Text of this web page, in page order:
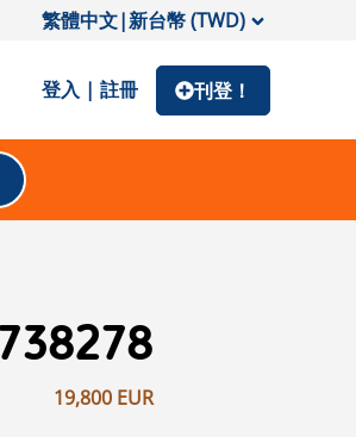
繁體中文|新台幣 (TWD)
登入 | 註冊 刊登！
738278
19,800 EUR